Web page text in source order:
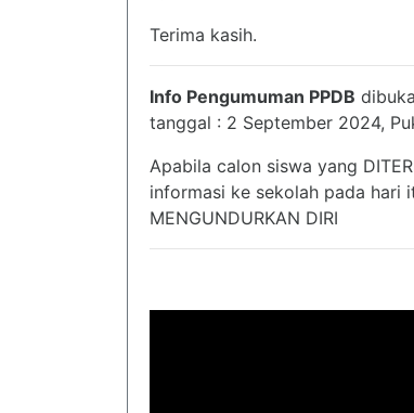
Terima kasih.
Info Pengumuman PPDB
tanggal : 2 September 2024,
Apabila calon siswa yang
informasi ke sekolah pada hari
MENGUNDURKAN DIRI